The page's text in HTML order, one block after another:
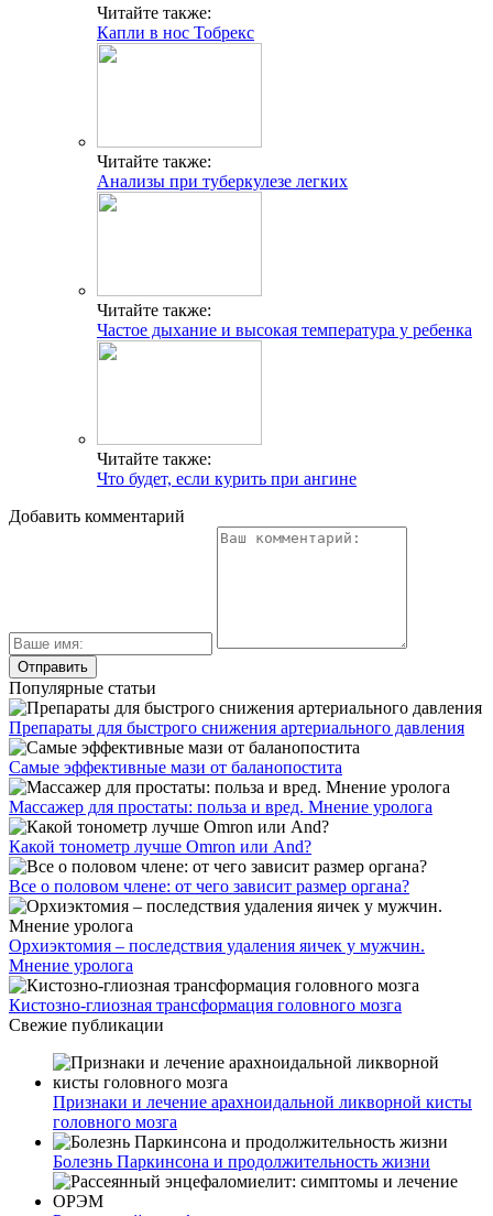
Читайте также:
Капли в нос Тобрекс
Читайте также:
Анализы при туберкулезе легких
Читайте также:
Частое дыхание и высокая температура у ребенка
Читайте также:
Что будет, если курить при ангине
Добавить комментарий
Популярные статьи
Препараты для быстрого снижения артериального давления
Самые эффективные мази от баланопостита
Массажер для простаты: польза и вред. Мнение уролога
Какой тонометр лучше Omron или And?
Все о половом члене: от чего зависит размер органа?
Орхиэктомия – последствия удаления яичек у мужчин.
Мнение уролога
Кистозно-глиозная трансформация головного мозга
Свежие публикации
Признаки и лечение арахноидальной ликворной кисты
головного мозга
Болезнь Паркинсона и продолжительность жизни